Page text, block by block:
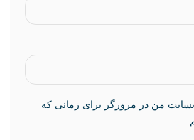
من در مرورگر برای زمانی که